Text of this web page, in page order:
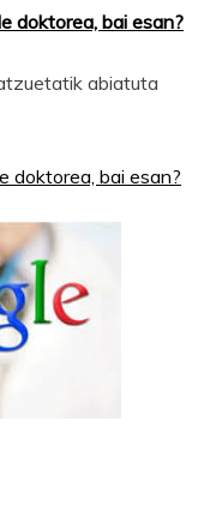
doktorea, bai esan?
abiatuta
doktorea, bai esan?